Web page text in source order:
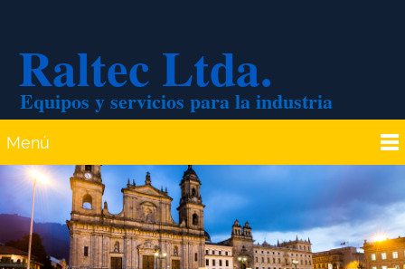
Equipos y servicios para la industria
Raltec Ltda.
Menú